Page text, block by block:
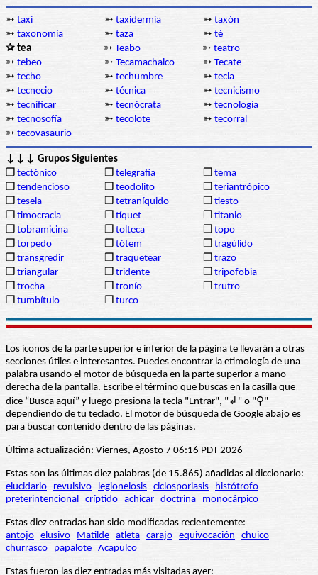
➳ taxi ➳ taxidermia ➳ taxón
➳ taxonomía ➳ taza ➳ té
✰ tea
➳ Teabo ➳ teatro
➳ tebeo ➳ Tecamachalco ➳ Tecate
➳ techo ➳ techumbre ➳ tecla
➳ tecnecio ➳ técnica ➳ tecnicismo
➳ tecnificar ➳ tecnócrata ➳ tecnología
➳ tecnosofía ➳ tecolote ➳ tecorral
➳ tecovasaurio
↓↓↓ Grupos Siguientes
❒ tectónico ❒ telegrafía ❒ tema
❒ tendencioso ❒ teodolito ❒ teriantrópico
❒ tesela ❒ tetraníquido ❒ tiesto
❒ timocracia ❒ tíquet ❒ titanio
❒ tobramicina ❒ tolteca ❒ topo
❒ torpedo ❒ tótem ❒ tragúlido
❒ transgredir ❒ traquetear ❒ trazo
❒ triangular ❒ tridente ❒ tripofobia
❒ trocha ❒ tronío ❒ trutro
❒ tumbítulo ❒ turco
Los iconos de la parte superior e inferior de la página te llevarán a otras
secciones útiles e interesantes. Puedes encontrar la etimología de una
palabra usando el motor de búsqueda en la parte superior a mano
derecha de la pantalla. Escribe el término que buscas en la casilla que
dice “Busca aquí” y luego presiona la tecla "Entrar", "↲" o "⚲"
dependiendo de tu teclado. El motor de búsqueda de Google abajo es
para buscar contenido dentro de las páginas.
Última actualización: Viernes, Agosto 7 06:16 PDT 2026
Estas son las últimas diez palabras (de 15.865) añadidas al diccionario:
elucidario
revulsivo legionelosis ciclosporiasis
histótrofo
preterintencional críptido achicar doctrina monocárpico
Estas diez entradas han sido modificadas recientemente:
antojo elusivo Matilde atleta carajo equivocación
chuico
churrasco
papalote Acapulco
Estas fueron las diez entradas más visitadas ayer: